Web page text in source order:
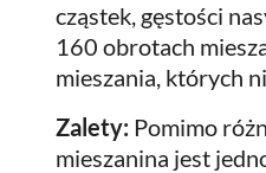
cząstek, gęstości
160 obrotach
mieszania, których
Zalety: Pomimo
mieszanina jest